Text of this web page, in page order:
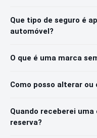
Que tipo de seguro é
automóvel?
O que é uma marca
Como posso alterar ou
Quando receberei
reserva?